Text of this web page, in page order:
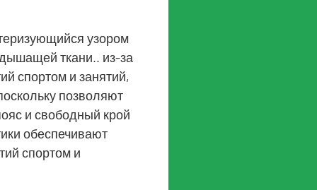
узором
ткани.. из-за
спортом и занятий,
позволяют
и свободный крой
обеспечивают
спортом и